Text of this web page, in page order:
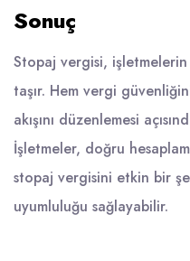
Sonuç
Stopaj vergisi,
taşır. Hem vergi
akışını düzenlemesi
İşletmeler, doğru
stopaj vergisini etkin bir
uyumluluğu sağlayabilir.